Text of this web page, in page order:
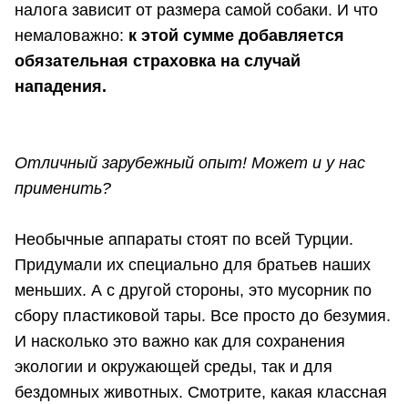
налога зависит от размера самой собаки. И что
немаловажно: к этой сумме добавляется
обязательная страховка на случай
нападения.
Отличный зарубежный опыт! Может и у нас
применить?
Необычные аппараты стоят по всей Турции.
Придумали их специально для братьев наших
меньших. А с другой стороны, это мусорник по
сбору пластиковой тары. Все просто до безумия.
И насколько это важно как для сохранения
экологии и окружающей среды, так и для
бездомных животных. Смотрите, какая классная